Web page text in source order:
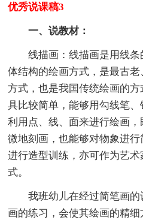
优秀说课稿3
一、说教材：
线描画：线描画是用线条
体结构的绘画方式，是最古
方式，也是我国传统绘画的
具比较简单，能够用勾线笔、
利用点、线、面来进行绘画
微地刻画，也能够对物象进
进行造型训练，亦可作为艺
式。
我班幼儿在经过简笔画的
画的练习，会使其绘画的精